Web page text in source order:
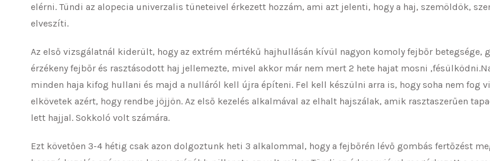
elérni. Tündi az alopecia univerzalis tüneteivel érkezett hozzám, ami azt jelenti, hogy a haj, szemöldök,
elveszíti.
Az első vizsgálatnál kiderült, hogy az extrém mértékű hajhullásán kívül nagyon komoly fejbőr
érzékeny fejbőr és rasztásodott haj jellemezte, mivel akkor már nem mert 2 hete hajat mosni
minden haja kifog hullani és majd a nulláról kell újra építeni. Fel kell készülni arra is, hogy soha nem fog
elkövetek azért, hogy rendbe jöjjön. Az első kezelés alkalmával az elhalt hajszálak, amik rasztaszerűen
lett hajjal. Sokkoló volt számára.
Ezt követően 3-4 hétig csak azon dolgoztunk heti 3 alkalommal, hogy a fejbőrén lévő gombás fertőzést